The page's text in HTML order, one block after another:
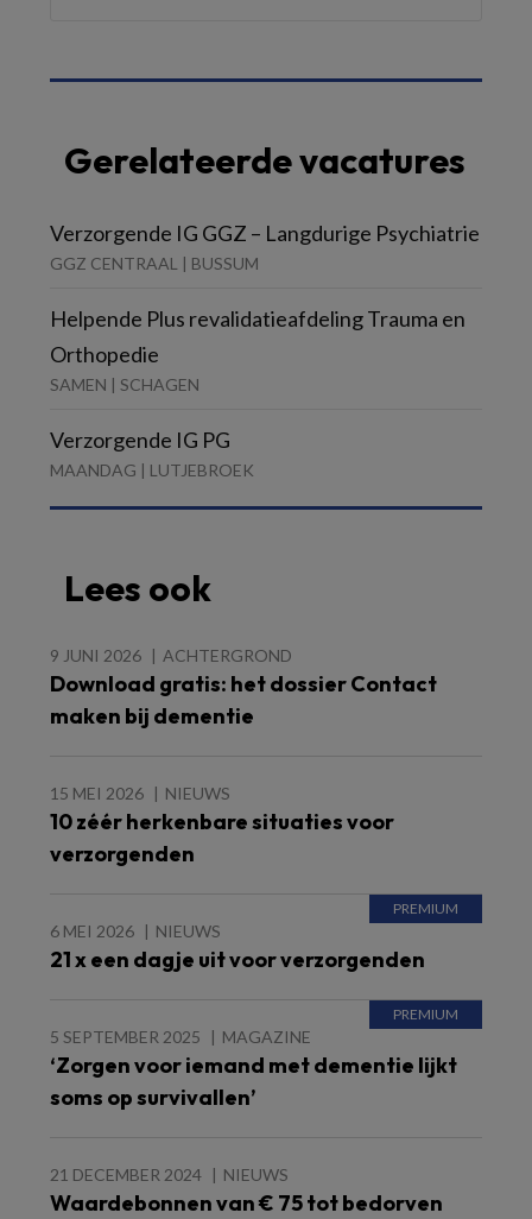
Gerelateerde vacatures
Verzorgende IG GGZ – Langdurige Psychiatrie
GGZ CENTRAAL | BUSSUM
Helpende Plus revalidatieafdeling Trauma en
Orthopedie
SAMEN | SCHAGEN
Verzorgende IG PG
MAANDAG | LUTJEBROEK
Lees ook
9 JUNI 2026 ACHTERGROND
Download gratis: het dossier Contact
maken bij dementie
15 MEI 2026 NIEUWS
10 zéér herkenbare situaties voor
verzorgenden
6 MEI 2026 NIEUWS
21 x een dagje uit voor verzorgenden
5 SEPTEMBER 2025 MAGAZINE
‘Zorgen voor iemand met dementie lijkt
soms op survivallen’
21 DECEMBER 2024 NIEUWS
Waardebonnen van € 75 tot bedorven